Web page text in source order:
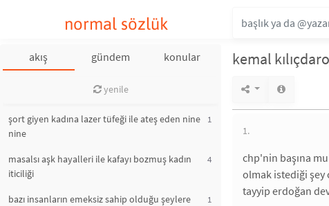
normal sözlük
akış gündem konular
yenile
şort giyen kadına lazer tüfeği ile ateş eden nine
nine
1
masalsı aşk hayalleri ile kafayı bozmuş kadın
iticiliği
4
bazı insanların emeksiz sahip olduğu şeylere
1
kemal
1.
chp'nin başına
olmak istediği şey
tayyip erdoğan